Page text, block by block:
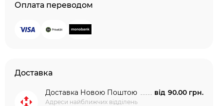
Оплата переводом
Доставка
Доставка Новою Поштою
Адреси найближчих відділень
від 90.00 грн.